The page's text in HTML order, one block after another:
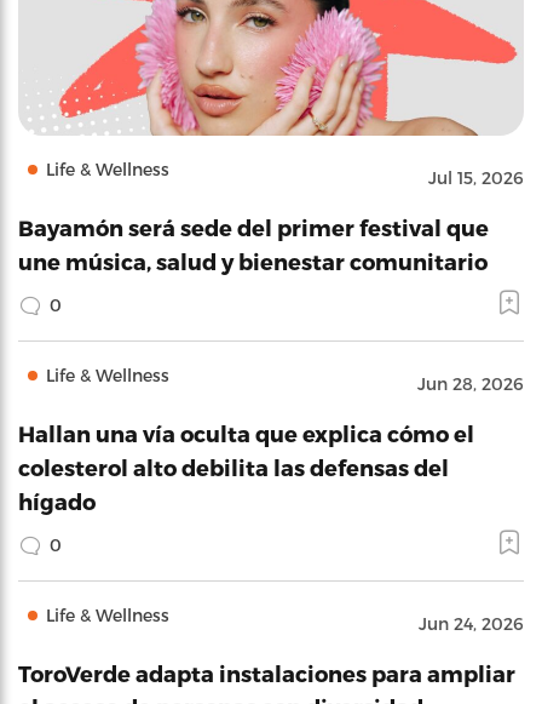
Life & Wellness Jul 15, 2026
Bayamón será sede del primer festival que
une música, salud y bienestar comunitario
0
Life & Wellness Jun 28, 2026
Hallan una vía oculta que explica cómo el
colesterol alto debilita las defensas del
hígado
0
Life & Wellness Jun 24, 2026
ToroVerde adapta instalaciones para ampliar